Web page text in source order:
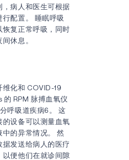
，病人和医生可根据
配置。 睡眠呼吸
恢复正常呼吸，同时
休息。
维化和 COVID-19
的 RPM 脉搏血氧仪
呼吸道疾病6。 这
的设备可以测量血氧
中的异常情况。 然
据发送给病人的医疗
以便他们在就诊间隙